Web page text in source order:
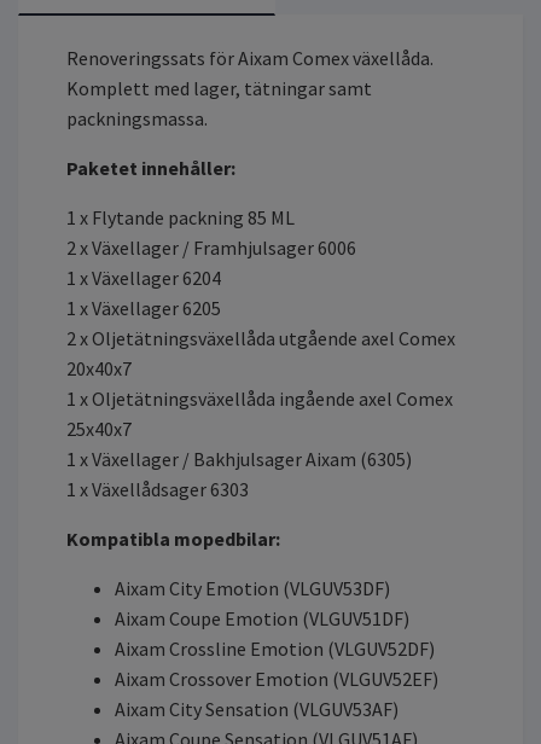
Renoveringssats för Aixam Comex växellåda.
Komplett med lager, tätningar samt
packningsmassa.
Paketet innehåller:
1 x Flytande packning 85 ML
2 x Växellager / Framhjulsager 6006
1 x Växellager 6204
1 x Växellager 6205
2 x Oljetätningsväxellåda utgående axel Comex
20x40x7
1 x Oljetätningsväxellåda ingående axel Comex
25x40x7
1 x Växellager / Bakhjulsager Aixam (6305)
1 x Växellådsager 6303
Kompatibla mopedbilar:
Aixam City Emotion (VLGUV53DF)
Aixam Coupe Emotion (VLGUV51DF)
Aixam Crossline Emotion (VLGUV52DF)
Aixam Crossover Emotion (VLGUV52EF)
Aixam City Sensation (VLGUV53AF)